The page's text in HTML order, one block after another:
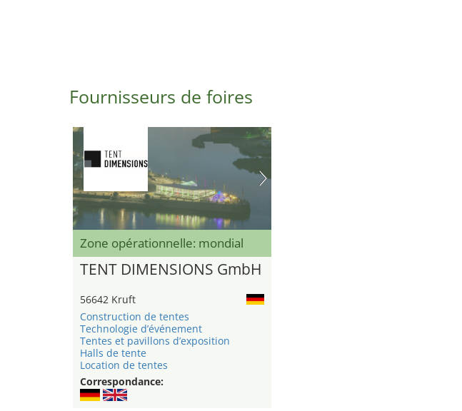
Fournisseurs de foires
Zone opérationnelle: mondial
TENT DIMENSIONS GmbH
56642 Kruft
Construction de tentes
Technologie d’événement
Tentes et pavillons d’exposition
Halls de tente
Location de tentes
Correspondance: